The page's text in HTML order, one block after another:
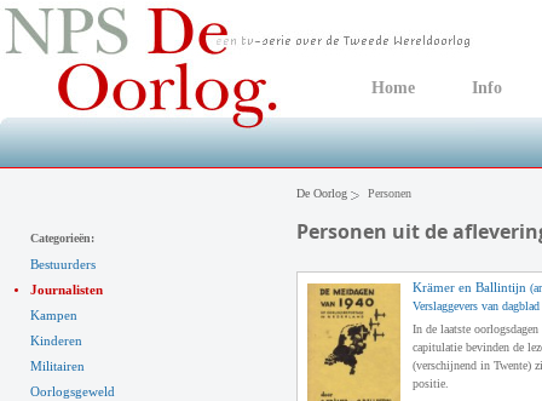
Home Info
Categorieën:
Bestuurders
Journalisten
Kampen
Kinderen
Militairen
Oorlogsgeweld
De Oorlog Personen
Personen uit de
Krämer en Ballintijn
Verslaggevers van
In de laatste oorlogsdagen
capitulatie bevinden de
(verschijnend in Twente)
positie.